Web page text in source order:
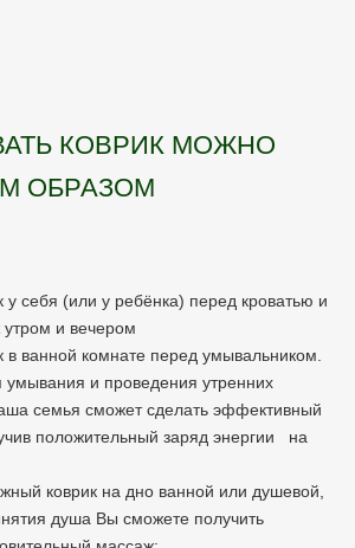
КОВРИК МОЖНО
ОБРАЗОМ
у себя (или у ребёнка) перед кроватью и
и вечером
в ванной комнате перед умывальником.
и проведения утренних
семья сможет сделать эффективный
положительный заряд энергии на
коврик на дно ванной или душевой,
душа Вы сможете получить